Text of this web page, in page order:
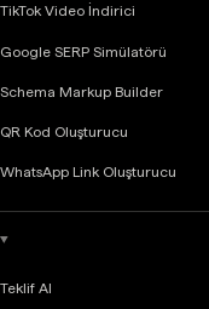
TikTok Video İndirici
Google SERP Simülatörü
Schema Markup Builder
QR Kod Oluşturucu
WhatsApp Link Oluşturucu
Teklif Al